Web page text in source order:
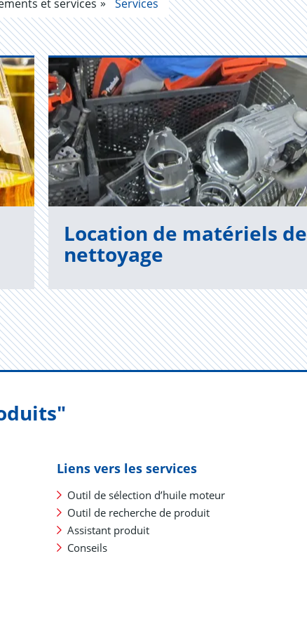
et services Services
Loca­tion de maté­riels de
net­toyage
Liens vers les services
Outil de sélection d’huile moteur
Outil de recherche de produit
Assistant produit
Conseils